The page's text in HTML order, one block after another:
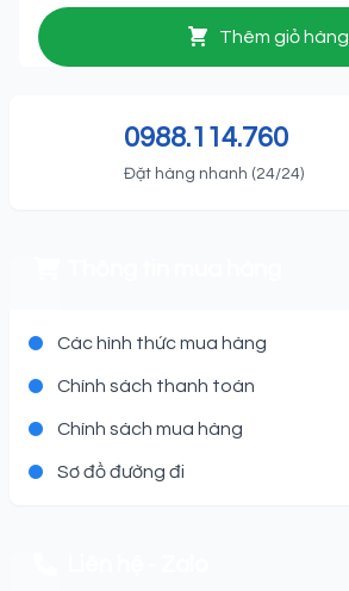
Thêm giỏ hàng
0988.114.760
Đặt hàng nhanh (24/24)
Các hình thức mua hàng
Chính sách thanh toán
Chính sách mua hàng
Sơ đồ đường đi